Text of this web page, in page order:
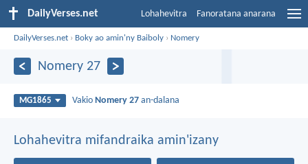
DailyVerses.net Lohahevitra Fanoratana anarana
DailyVerses.net › Boky ao amin'ny Baiboly › Nomery
Nomery 27
MG1865 Vakio Nomery 27 an-dalana
Lohahevitra mifandraika amin'izany